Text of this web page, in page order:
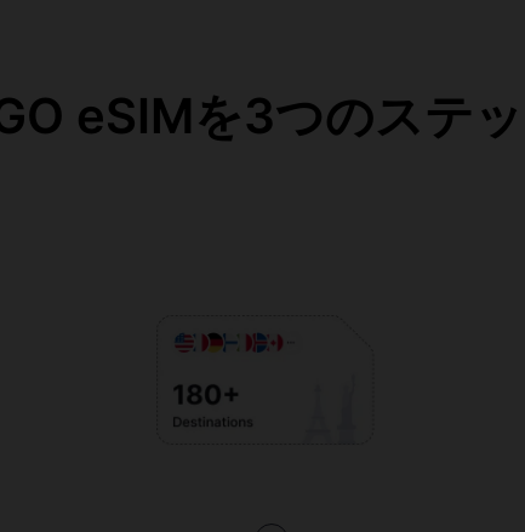
eSIMを3つのステ